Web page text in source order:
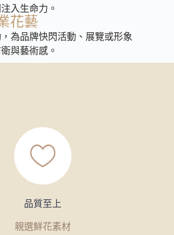
入生命力。
花藝
為品牌快閃活動、展覽或形象
與藝術感。
品質至上
親選鮮花素材